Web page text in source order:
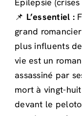
📌 L’essentiel :
grand
plus influents
vie est un
assassiné par
mort à vingt-
devant le